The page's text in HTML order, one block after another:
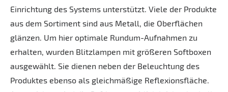
Einrichtung des Systems unterstützt. Viele der Produkte
aus dem Sortiment sind aus Metall, die Oberflächen
glänzen. Um hier optimale Rundum-Aufnahmen zu
erhalten, wurden Blitzlampen mit größeren Softboxen
ausgewählt. Sie dienen neben der Beleuchtung des
Produktes ebenso als gleichmäßige Reflexionsfläche.